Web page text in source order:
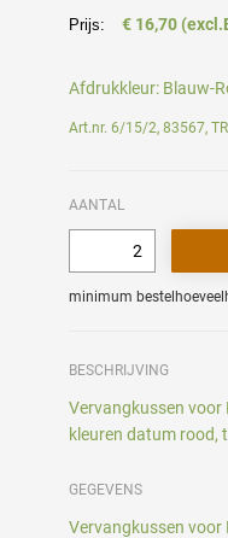
Prijs: € 16,70
Afdrukkleur: Blauw-
Art.nr. 6/15/2, 83567,
AANTAL
minimum
BESCHRIJVING
Vervangkussen
kleuren datum rood,
GEGEVENS
Vervangkussen